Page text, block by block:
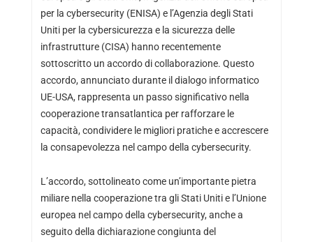
per la cybersecurity (ENISA) e l’Agenzia degli Stati
Uniti per la cybersicurezza e la sicurezza delle
infrastrutture (CISA) hanno recentemente
sottoscritto un accordo di collaborazione. Questo
accordo, annunciato durante il dialogo informatico
UE-USA, rappresenta un passo significativo nella
cooperazione transatlantica per rafforzare le
capacità, condividere le migliori pratiche e accrescere
la consapevolezza nel campo della cybersecurity.
L’accordo, sottolineato come un’importante pietra
miliare nella cooperazione tra gli Stati Uniti e l’Unione
europea nel campo della cybersecurity, anche a
seguito della dichiarazione congiunta del